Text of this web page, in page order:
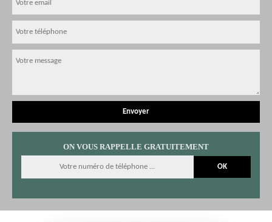
ON VOUS RAPPELLE GRATUITEMENT